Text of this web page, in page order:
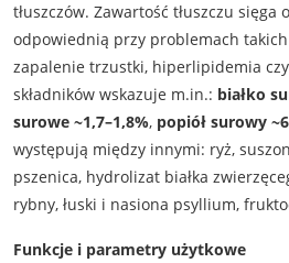
tłuszczów. Zawartość tłuszczu sięga
odpowiednią przy problemach
zapalenie trzustki, hiperlipidemia
składników wskazuje m.in.: białko
surowe ~1,7–1,8%, popiół surowy
występują między innymi: ryż,
pszenica, hydrolizat białka
rybny, łuski i nasiona psyllium,
Funkcje i parametry użytkowe